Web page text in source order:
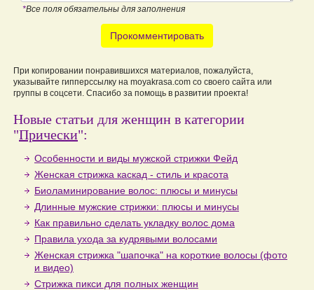
*Все поля обязательны для заполнения
Прокомментировать
При копировании понравившихся материалов, пожалуйста,
указывайте гипперссылку на moyakrasa.com со своего сайта или
группы в соцсети. Спасибо за помощь в развитии проекта!
Новые статьи для женщин в категории
"Прически":
Особенности и виды мужской стрижки Фейд
Женская стрижка каскад - стиль и красота
Биоламинирование волос: плюсы и минусы
Длинные мужские стрижки: плюсы и минусы
Как правильно сделать укладку волос дома
Правила ухода за кудрявыми волосами
Женская стрижка "шапочка" на короткие волосы (фото
и видео)
Стрижка пикси для полных женщин